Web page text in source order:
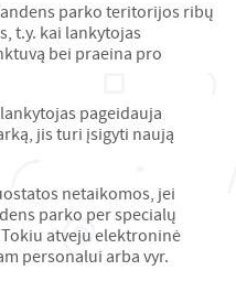
parko teritorijos ribų
t.y. kai lankytojas
bei praeina pro
pageidauja
jis turi įsigyti naują
netaikomos, jei
parko per specialų
atveju elektroninė
personalui arba vyr.